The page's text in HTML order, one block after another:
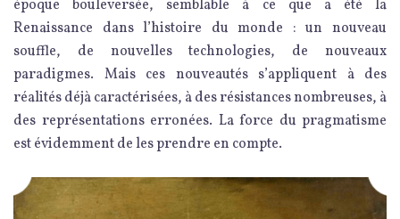
époque bouleversée, semblable à ce que a été la
Renaissance dans l’histoire du monde : un nouveau
souffle, de nouvelles technologies, de nouveaux
paradigmes. Mais ces nouveautés s’appliquent à des
réalités déjà caractérisées, à des résistances nombreuses, à
des représentations erronées. La force du pragmatisme
est évidemment de les prendre en compte.